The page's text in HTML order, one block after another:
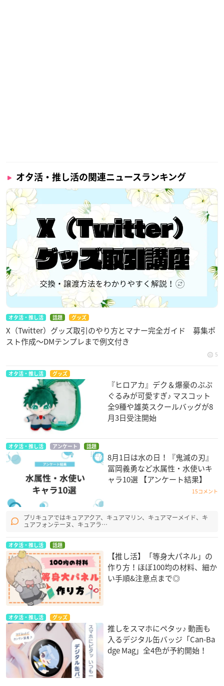
オタ活・推し活の関連ニュースランキング
オタ活・推し活 話題 グッズ
X（Twitter）グッズ取引のやり方とマナー完全ガイド 募集ポ
スト作成〜DMテンプレまで例文付き
5
オタ活・推し活 グッズ
『ヒロアカ』デク＆爆豪のぷぷ
ぐるみが可愛すぎ♪ マスコット
全9種や雄英スクールバッグが8
月3日受注開始
オタ活・推し活 アンケート 話題
8月1日は水の日！『鬼滅の刃』
冨岡義勇など水属性・水使いキ
ャラ10選 【アンケート結果】
15コメント
プリキュアではキュアアクア、キュアマリン、キュアマーメイド、キ
ュアフォンテーヌ、キュアラ…
オタ活・推し活 話題
【推し活】「等身大パネル」の
作り方！ほぼ100均の材料、細か
い手順&注意点まで◎
オタ活・推し活 グッズ
推しをスマホにペタッ♪ 動画も
入るデジタル缶バッジ「Can-Ba
dge Mag」全4色が予約開始！